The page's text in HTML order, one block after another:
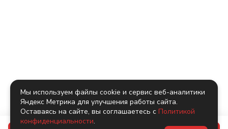
Мы используем файлы cookie и сервис веб-аналитики
Яндекс Метрика для улучшения работы сайта.
Оставаясь на сайте, вы соглашаетесь с Политикой
конфиденциальности.